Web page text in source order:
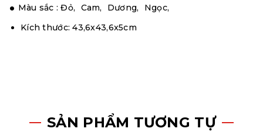
Màu sắc : Đỏ, Cam, Dương,
Ngọc,
Kích thước: 43,6x43,6x5cm
SẢN PHẨM TƯƠNG TỰ